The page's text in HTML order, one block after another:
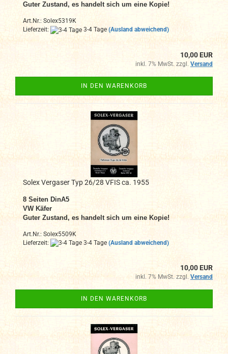
Guter Zustand, es handelt sich um eine Kopie!
Art.Nr.: Solex5319K
Lieferzeit:
3-4 Tage (Ausland abweichend)
10,00 EUR
inkl. 7% MwSt. zzgl. Versand
IN DEN WARENKORB
Solex Vergaser Typ 26/28 VFIS ca. 1955
8 Seiten DinA5
VW Käfer
Guter Zustand, es handelt sich um eine Kopie!
Art.Nr.: Solex5509K
Lieferzeit:
3-4 Tage (Ausland abweichend)
10,00 EUR
inkl. 7% MwSt. zzgl. Versand
IN DEN WARENKORB